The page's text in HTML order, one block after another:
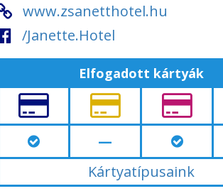
www.zsanetthotel.hu
/Janette.Hotel
Elfogadott kártyák
—
Kártyatípusaink